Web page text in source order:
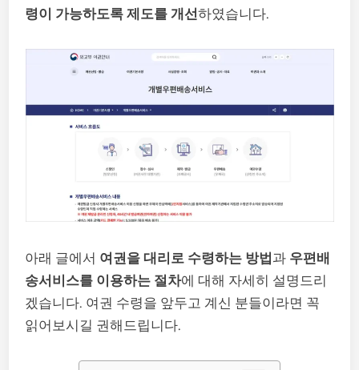
령이 가능하도록 제도를 개선하였습니다.
아래 글에서 여권을 대리로 수령하는 방법과 우편배
송서비스를 이용하는 절차에 대해 자세히 설명드리
겠습니다. 여권 수령을 앞두고 계신 분들이라면 꼭
읽어보시길 권해드립니다.